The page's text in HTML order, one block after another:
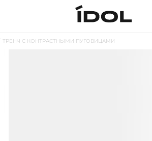
ТРЕНЧ С КОНТРАСТНЫМИ ПУГОВИЦАМИ